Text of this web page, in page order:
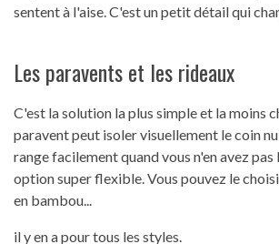
sentent à l'aise. C'est un petit détail qui
Les paravents et les rideaux
C'est la solution la plus simple et la moins
paravent peut isoler visuellement le coin
range facilement quand vous n'en avez pas
option super flexible. Vous pouvez le
en bambou...
il y en a pour tous les styles.